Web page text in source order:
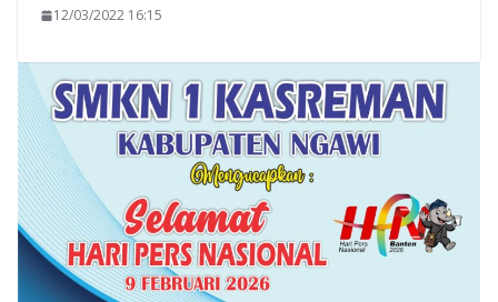
12/03/2022 16:15